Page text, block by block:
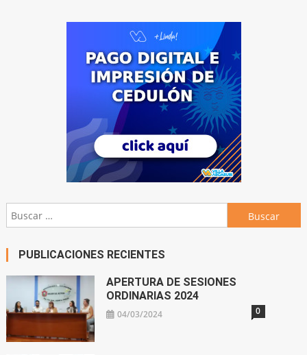
Buscar:
PUBLICACIONES RECIENTES
APERTURA DE SESIONES
ORDINARIAS 2024
04/03/2024 0